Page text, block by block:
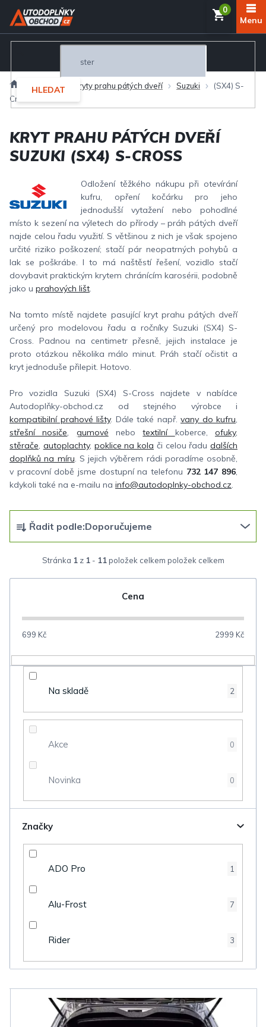
Přejít
obsah
HLEDAT
Exteriér Kryty prahu pátých dveří Suzuki
(SX4) S-
Cross
KRYT PRAHU PÁTÝCH DVEŘÍ
SUZUKI (SX4) S-CROSS
Odložení těžkého nákupu při otevírání
kufru, opření kočárku pro jeho
jednodušší vytažení nebo pohodlné
místo k sezení na výletech do přírody – práh pátých dveří
najde celou řadu využití. S většinou z nich je však spojeno
určité riziko poškození; stačí pár neopatrných pohybů a
lak se poškrábe. I to má naštěstí řešení, vozidlo stačí
dovybavit praktickým krytem chránícím karosérii, podobně
jako u prahových lišt.
Na tomto místě najdete pasující kryt prahu pátých dveří
určený pro modelovou řadu a ročníky Suzuki (SX4) S-
Cross. Padnou na centimetr přesně, jejich instalace je
proto otázkou několika málo minut. Práh stačí očistit a
kryt jednoduše přilepit. Hotovo.
Pro vozidla Suzuki (SX4) S-Cross najdete v nabídce
Autodoplňky-obchod.cz od stejného výrobce i
kompatibilní prahové lišty. Dále také např. vany do kufru,
střešní nosiče, gumové nebotextilní koberce,ofuky,
stěrače, autoplachty, poklice na kola či celou řadu dalších
doplňků na míru. S jejich výběrem rádi poradíme osobně,
v pracovní době jsme dostupní na telefonu 732 147 896,
kdykoli také na e-mailu na info@autodoplnky-obchod.cz.
Stránka 1z 1- 11položek celkem
e
o
Řadit podle:Doporučujeme
Cena
699 Kč 2999 Kč
Na skladě 2
Akce 0
Novinka 0
Značky
ADO Pro 1
Alu-Frost 7
Rider 3